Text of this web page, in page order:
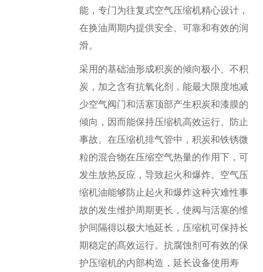
能，专门为往复式空气压缩机精心设计，
在换油周期内提供安全、可靠和有效的润
滑。
采用的基础油形成积炭的倾向极小、不积
炭，加之含有抗氧化剂，能最大限度地减
少空气阀门和活塞顶部产生积炭和漆膜的
倾向，因而能保持压缩机高效运行、防止
事故。在压缩机排气管中，积炭和铁锈微
粒的混合物在压缩空气热量的作用下，可
发生放热反应，导致起火和爆炸。空气压
缩机油能够防止起火和爆炸这种灾难性事
故的发生维护周期更长，使阀与活塞的维
护间隔得以极大地延长，压缩机可保持长
期稳定的髙效运行。抗腐蚀剂可有效的保
护压缩机的内部构造，延长设备使用寿